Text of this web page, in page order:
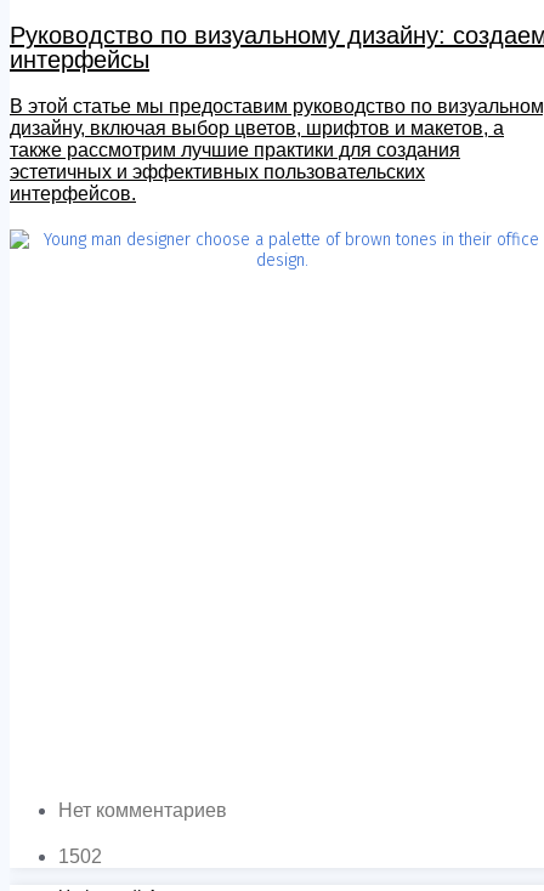
Руководство по визуальному дизайну:
интерфейсы
В этой статье мы предоставим руководство по
дизайну, включая выбор цветов, шрифтов и макетов, а
также рассмотрим лучшие практики для создания
эстетичных и эффективных пользовательских
интерфейсов.
Нет комментариев
1502